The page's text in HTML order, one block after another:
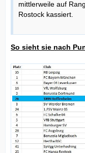
mittlerweile auf
Rostock kassiert.
So sieht sie nach